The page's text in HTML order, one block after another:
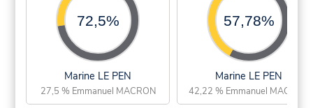
72,5%
Marine LE PEN
27,5 % Emmanuel MACRON
57,78%
Marine LE PEN
42,22 % Emmanuel MACRON